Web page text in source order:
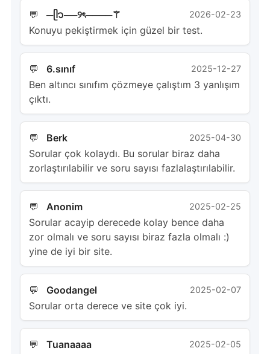
─ᥫ᭡──୨ৎ────⚚ 2026-02-23
Konuyu pekiştirmek için güzel bir test.
6.sınıf 2025-12-27
Ben altıncı sınıfım çözmeye çalıştım 3 yanlışım
çıktı.
Berk 2025-04-30
Sorular çok kolaydı. Bu sorular biraz daha
zorlaştırılabilir ve soru sayısı fazlalaştırılabilir.
Anonim 2025-02-25
Sorular acayip derecede kolay bence daha
zor olmalı ve soru sayısı biraz fazla olmalı :)
yine de iyi bir site.
Goodangel 2025-02-07
Sorular orta derece ve site çok iyi.
Tuanaaaa 2025-02-05